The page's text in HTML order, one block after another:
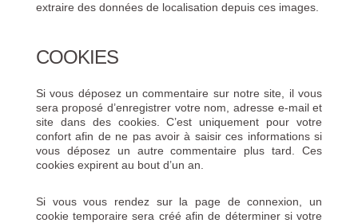
extraire des données de localisation depuis ces images.
COOKIES
Si vous déposez un commentaire sur notre site, il vous
sera proposé d’enregistrer votre nom, adresse e-mail et
site dans des cookies. C’est uniquement pour votre
confort afin de ne pas avoir à saisir ces informations si
vous déposez un autre commentaire plus tard. Ces
cookies expirent au bout d’un an.
Si vous vous rendez sur la page de connexion, un
cookie temporaire sera créé afin de déterminer si votre